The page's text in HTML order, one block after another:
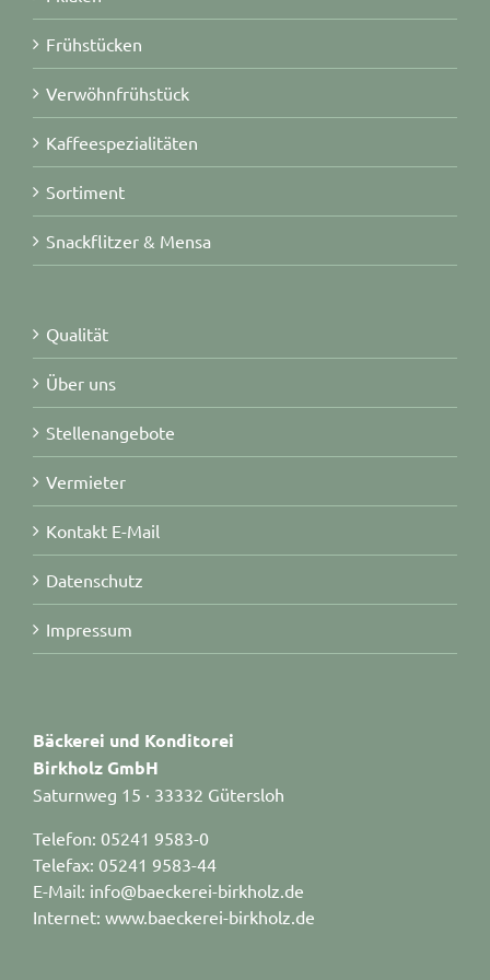
Frühstücken
Verwöhnfrühstück
Kaffeespezialitäten
Sortiment
Snackflitzer & Mensa
Qualität
Über uns
Stellenangebote
Vermieter
Kontakt E-Mail
Datenschutz
Impressum
Bäckerei und Konditorei
Birkholz GmbH
Saturnweg 15 · 33332 Gütersloh
Telefon: 05241 9583-0
Telefax: 05241 9583-44
E-Mail: info@baeckerei-birkholz.de
Internet: www.baeckerei-birkholz.de